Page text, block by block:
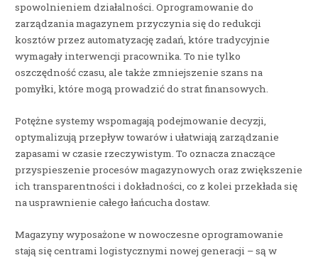
spowolnieniem działalności. Oprogramowanie do
zarządzania magazynem przyczynia się do redukcji
kosztów przez automatyzację zadań, które tradycyjnie
wymagały interwencji pracownika. To nie tylko
oszczędność czasu, ale także zmniejszenie szans na
pomyłki, które mogą prowadzić do strat finansowych.
Potężne systemy wspomagają podejmowanie decyzji,
optymalizują przepływ towarów i ułatwiają zarządzanie
zapasami w czasie rzeczywistym. To oznacza znaczące
przyspieszenie procesów magazynowych oraz zwiększenie
ich transparentności i dokładności, co z kolei przekłada się
na usprawnienie całego łańcucha dostaw.
Magazyny wyposażone w nowoczesne oprogramowanie
stają się centrami logistycznymi nowej generacji – są w